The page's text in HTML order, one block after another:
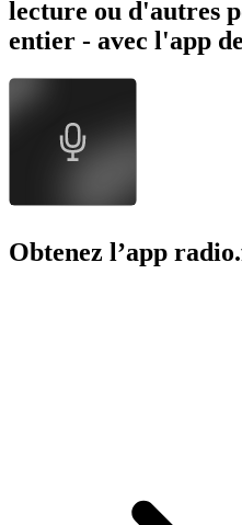
lecture ou d'autres
entier - avec l'app
Obtenez l’app